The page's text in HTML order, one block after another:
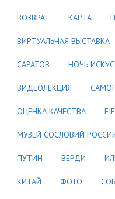
ВОЗВРАТ КАРТА
ВИРТУАЛЬНАЯ ВЫСТАВКА
САРАТОВ НОЧЬ
ВИДЕОЛЕКЦИЯ
ОЦЕНКА КАЧЕСТВА
МУЗЕЙ СОСЛОВИЙ
ПУТИН ВЕРДИ
КИТАЙ ФОТО